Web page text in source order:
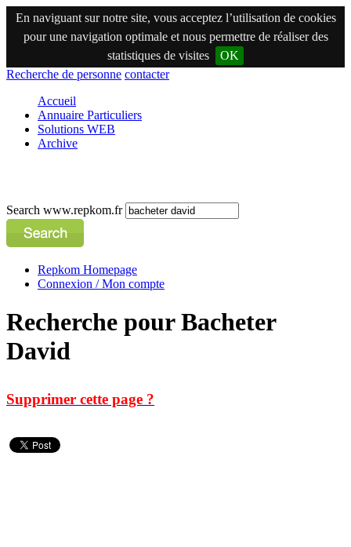
En naviguant sur notre site, vous acceptez l’utilisation de cookies
pour une navigation optimale et nous permettre de réaliser des
statistiques de visites
OK
Recherche de personne contacter
Accueil
Annuaire Particuliers
Solutions WEB
Archive
Search www.repkom.fr
Repkom Homepage
Connexion / Mon compte
Recherche pour Bacheter
David
Supprimer cette page ?